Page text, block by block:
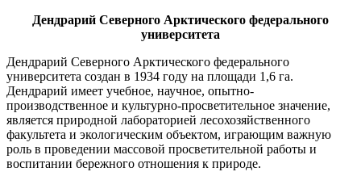
Дендрарий Северного Арктического федерального
университета
Дендрарий Северного Арктического федерального
университета создан в 1934 году на площади 1,6 га.
Дендрарий имеет учебное, научное, опытно-
производственное и культурно-просветительное значение,
является природной лабораторией лесохозяйственного
факультета и экологическим объектом, играющим важную
роль в проведении массовой просветительной работы и
воспитании бережного отношения к природе.